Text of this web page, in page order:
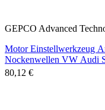
GEPCO Advanced
Motor Einstellwerkzeug
Nockenwellen VW Audi
80,12 €